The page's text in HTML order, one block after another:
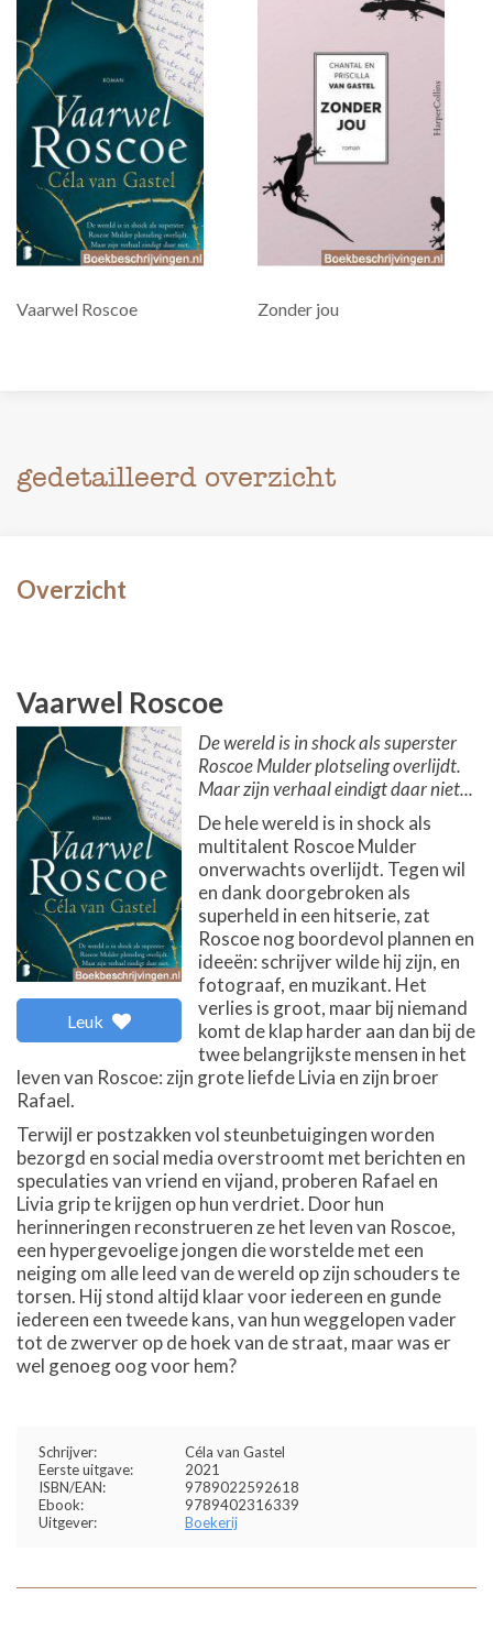
Vaarwel Roscoe Zonder jou
gedetailleerd overzicht
Overzicht
Vaarwel Roscoe
Leuk
De wereld is in shock als superster
Roscoe Mulder plotseling overlijdt.
Maar zijn verhaal eindigt daar niet...
De hele wereld is in shock als
multitalent Roscoe Mulder
onverwachts overlijdt. Tegen wil
en dank doorgebroken als
superheld in een hitserie, zat
Roscoe nog boordevol plannen en
ideeën: schrijver wilde hij zijn, en
fotograaf, en muzikant. Het
verlies is groot, maar bij niemand
komt de klap harder aan dan bij de
twee belangrijkste mensen in het
leven van Roscoe: zijn grote liefde Livia en zijn broer
Rafael.
Terwijl er postzakken vol steunbetuigingen worden
bezorgd en social media overstroomt met berichten en
speculaties van vriend en vijand, proberen Rafael en
Livia grip te krijgen op hun verdriet. Door hun
herinneringen reconstrueren ze het leven van Roscoe,
een hypergevoelige jongen die worstelde met een
neiging om alle leed van de wereld op zijn schouders te
torsen. Hij stond altijd klaar voor iedereen en gunde
iedereen een tweede kans, van hun weggelopen vader
tot de zwerver op de hoek van de straat, maar was er
wel genoeg oog voor hem?
Schrijver:
Céla van Gastel
Eerste uitgave:
2021
ISBN/EAN:
9789022592618
Ebook:
9789402316339
Uitgever:
Boekerij